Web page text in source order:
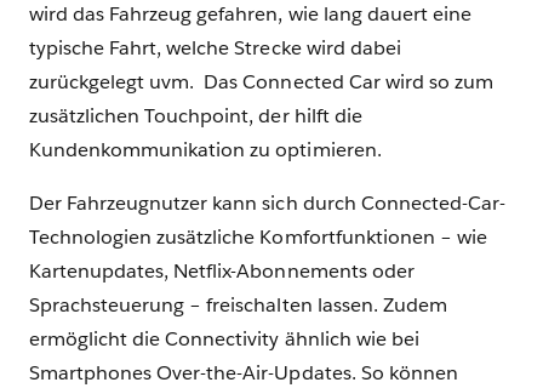
wird das Fahrzeug gefahren, wie lang dauert eine
typische Fahrt, welche Strecke wird dabei
zurückgelegt uvm. Das Connected Car wird so zum
zusätzlichen Touchpoint, der hilft die
Kundenkommunikation zu optimieren.
Der Fahrzeugnutzer kann sich durch Connected-Car-
Technologien zusätzliche Komfortfunktionen – wie
Kartenupdates, Netflix-Abonnements oder
Sprachsteuerung – freischalten lassen. Zudem
ermöglicht die Connectivity ähnlich wie bei
Smartphones Over-the-Air-Updates. So können